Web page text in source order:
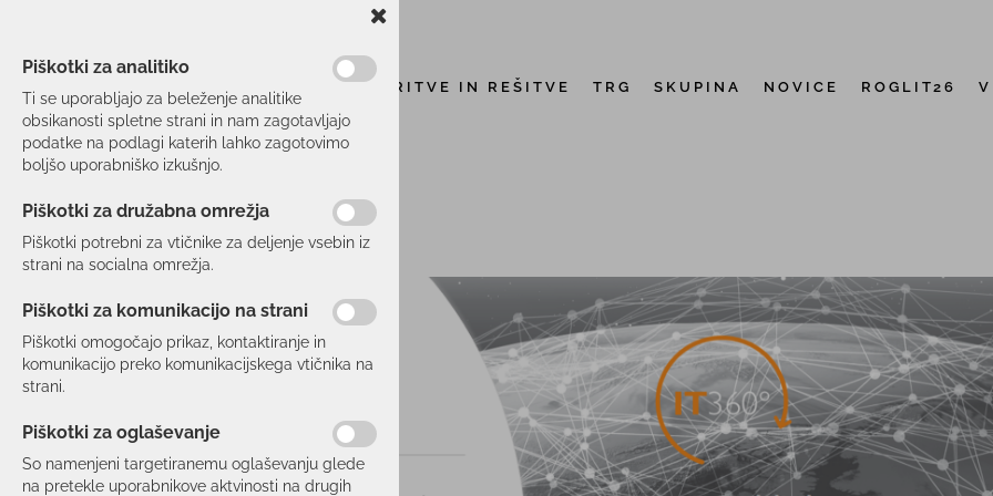
STORITVE IN REŠITVE TRG SKUPINA NOVICE ROGLIT26
Piškotki za analitiko
Ti se uporabljajo za beleženje analitike
obsikanosti spletne strani in nam zagotavljajo
podatke na podlagi katerih lahko zagotovimo
boljšo uporabniško izkušnjo.
Piškotki za družabna omrežja
Piškotki potrebni za vtičnike za deljenje vsebin iz
strani na socialna omrežja.
Piškotki za komunikacijo na strani
Piškotki omogočajo prikaz, kontaktiranje in
komunikacijo preko komunikacijskega vtičnika na
strani.
Piškotki za oglaševanje
So namenjeni targetiranemu oglaševanju glede
na pretekle uporabnikove aktvinosti na drugih